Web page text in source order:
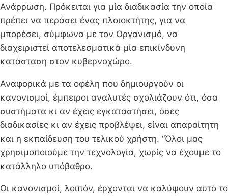
Ανάρρωση. Πρόκειται για μία διαδικασία την οποία
πρέπει να περάσει ένας πλοιοκτήτης, για να
μπορέσει, σύμφωνα με τον Οργανισμό, να
διαχειριστεί αποτελεσματικά μία επικίνδυνη
κατάσταση στον κυβερνοχώρο.
Αναφορικά με τα οφέλη που δημιουργούν οι
κανονισμοί, έμπειροι αναλυτές σχολιάζουν ότι, όσα
συστήματα κι αν έχεις εγκαταστήσει, όσες
διαδικασίες κι αν έχεις προβλέψει, είναι απαραίτητη
και η εκπαίδευση του τελικού χρήστη. “Όλοι μας
χρησιμοποιούμε την τεχνολογία, χωρίς να έχουμε το
κατάλληλο υπόβαθρο.
Οι κανονισμοί, λοιπόν, έρχονται να καλύψουν αυτό το